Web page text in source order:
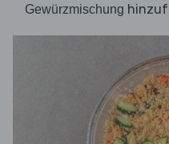
Gewürzmischung